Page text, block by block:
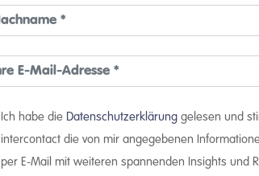
Ich habe die Datenschutzerklärung gelesen und
intercontact die von mir angegebenen
per E-Mail mit weiteren spannenden Insights und